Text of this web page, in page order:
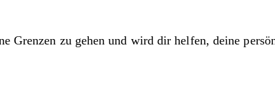
Grenzen zu gehen und wird dir helfen, deine